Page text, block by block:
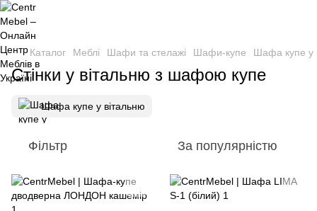
Каталог Меблі Шафи та стелажі Шафи-купе Шафа купе у
Стінки у вітальню з шафою купе
Шафа купе у вітальню
Фільтр За популярністю